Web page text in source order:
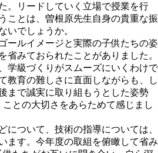
。リードしていく立場で授業を行
ことは、曽根原先生自身の貴重な振
いでしょうか。
ールイメージと実際の子供たちの姿
省みておられたことがありました。
学級づくりがスムーズにいくわけで
教育の難しさに直面しながらも、し
まで誠実に取り組もうとした姿勢
との大切さをあらためて感じまし
について、技術の指導については、
ます。今年度の取組を俯瞰して省み